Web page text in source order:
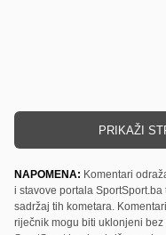
PRIKAŽI
NAPOMENA: Komentari
i stavove portala
sadržaj tih kometara.
riječnik mogu biti uklonjeni